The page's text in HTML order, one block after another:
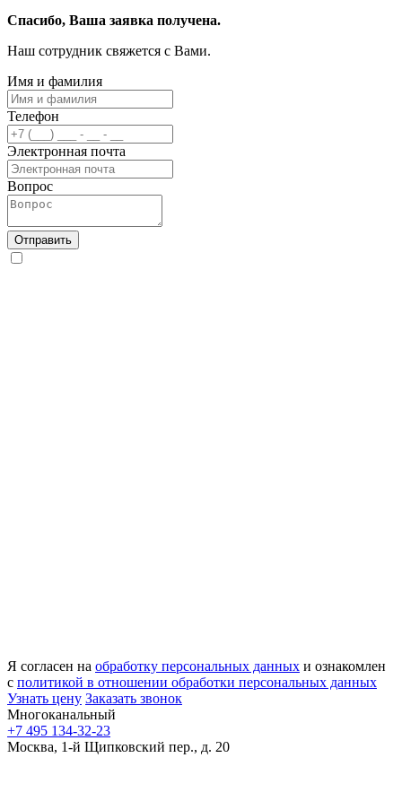
Спасибо, Ваша заявка получена.
Наш сотрудник свяжется с Вами.
Имя и фамилия
Телефон
Электронная почта
Вопрос
Отправить
Я согласен на обработку персональных данных и ознакомлен
с политикой в отношении обработки персональных данных
Узнать цену Заказать звонок
Многоканальный
+7 495 134-32-23
Москва, 1-й Щипковский пер., д. 20